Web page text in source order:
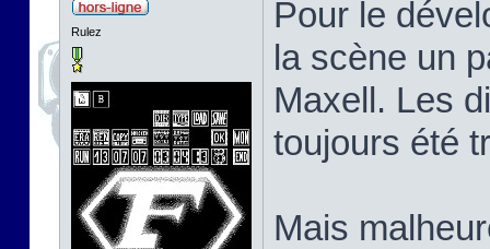
Rulez
Pour le
la scène un
Maxell. Les
toujours été
Mais